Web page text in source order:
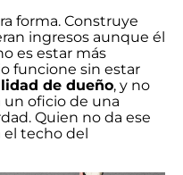
forma. Construye
ingresos aunque él
es estar más
funcione sin estar
de dueño, y no
un oficio de una
Quien no da ese
el techo del